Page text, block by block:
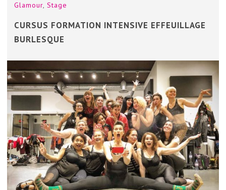
Glamour, Stage
CURSUS FORMATION INTENSIVE EFFEUILLAGE
BURLESQUE